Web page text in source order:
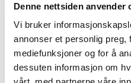
Denne nettsiden anvender
Vi bruker
annonser et personlig preg,
mediefunksjoner og for å
dessuten informasjon om
her.
Beregning av tilstrekkelig
Gå
til
veilederen
Kun for medlem
Bokvalitetsrosen – et
boligkvalitet i nye